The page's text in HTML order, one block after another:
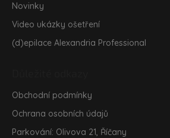
Novinky
Video ukázky ošetření
(d)epilace Alexandria Professional
Obchodní podmínky
Ochrana osobních údajů
Parkování: Olivova 21, Říčany